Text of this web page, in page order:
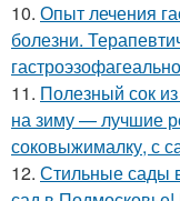
10. Опыт лечения
болезни.
11. Полезный сок
на зиму — лучшие
соковыжималку, с
12. Стильные сады